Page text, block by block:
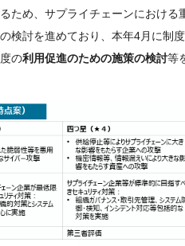
ため、サプライチェーンにおけ
検討を進めており、本年4月に制
の利用促進のための施策の検討等